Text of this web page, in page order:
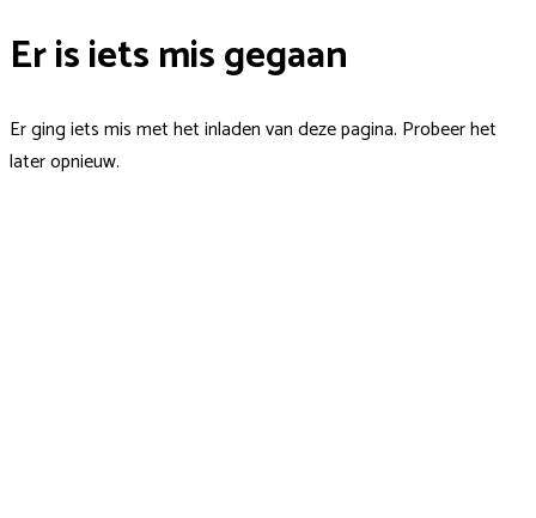
Er is iets mis gegaan
Er ging iets mis met het inladen van deze pagina. Probeer het
later opnieuw.